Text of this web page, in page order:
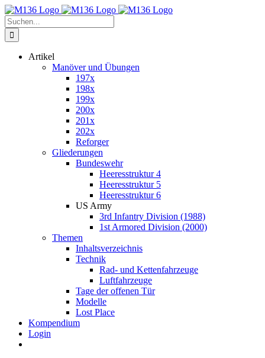
Zum
Inhalt
springen
Suche
nach:
Artikel
Manöver und Übungen
197x
198x
199x
200x
201x
202x
Reforger
Gliederungen
Bundeswehr
Heeresstruktur 4
Heeresstruktur 5
Heeresstruktur 6
US Army
3rd Infantry Division (1988)
1st Armored Division (2000)
Themen
Inhaltsverzeichnis
Technik
Rad- und Kettenfahrzeuge
Luftfahrzeuge
Tage der offenen Tür
Modelle
Lost Place
Kompendium
Login